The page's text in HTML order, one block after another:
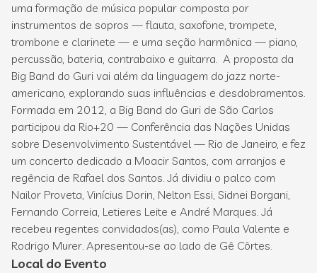
uma formação de música popular composta por
instrumentos de sopros — flauta, saxofone, trompete,
trombone e clarinete — e uma seção harmônica — piano,
percussão, bateria, contrabaixo e guitarra. A proposta da
Big Band do Guri vai além da linguagem do jazz norte-
americano, explorando suas influências e desdobramentos.
Formada em 2012, a Big Band do Guri de São Carlos
participou da Rio+20 — Conferência das Nações Unidas
sobre Desenvolvimento Sustentável — Rio de Janeiro, e fez
um concerto dedicado a Moacir Santos, com arranjos e
regência de Rafael dos Santos. Já dividiu o palco com
Nailor Proveta, Vinícius Dorin, Nelton Essi, Sidnei Borgani,
Fernando Correia, Letieres Leite e André Marques. Já
recebeu regentes convidados(as), como Paula Valente e
Rodrigo Murer. Apresentou-se ao lado de Gê Côrtes.
Local do Evento